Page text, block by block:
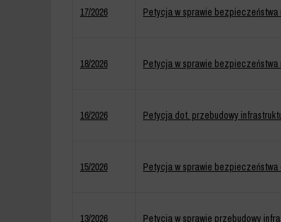
17/2026 Petycja w sprawie
18/2026 Petycja w sprawie bezpieczeństwa
16/2026 Petycja dot. przebudowy
15/2026 Petycja w sprawie
13/2026 Petycja w sprawie przebudowy